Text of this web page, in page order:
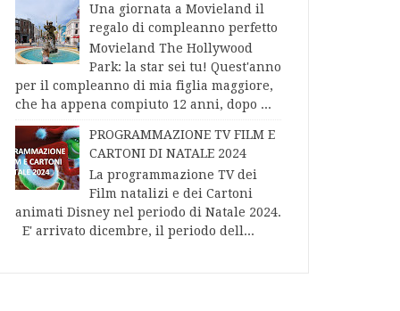
Una giornata a Movieland il
regalo di compleanno perfetto
Movieland The Hollywood
Park: la star sei tu! Quest'anno
per il compleanno di mia figlia maggiore,
che ha appena compiuto 12 anni, dopo ...
PROGRAMMAZIONE TV FILM E
CARTONI DI NATALE 2024
La programmazione TV dei
Film natalizi e dei Cartoni
animati Disney nel periodo di Natale 2024.
E' arrivato dicembre, il periodo dell...